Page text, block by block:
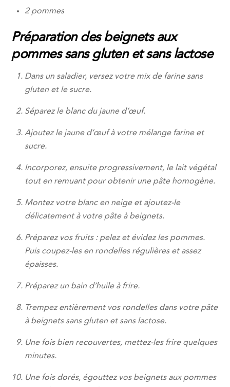
2 pommes
Préparation des beignets aux
pommes sans gluten et sans lactose
Dans un saladier, versez votre mix de farine sans
gluten et le sucre.
Séparez le blanc du jaune d’œuf.
Ajoutez le jaune d’œuf à votre mélange farine et
sucre.
Incorporez, ensuite progressivement, le lait végétal
tout en remuant pour obtenir une pâte homogène.
Montez votre blanc en neige et ajoutez-le
délicatement à votre pâte à beignets.
Préparez vos fruits : pelez et évidez les pommes.
Puis coupez-les en rondelles régulières et assez
épaisses.
Préparez un bain d’huile à frire.
Trempez entièrement vos rondelles dans votre pâte
à beignets sans gluten et sans lactose.
Une fois bien recouvertes, mettez-les frire quelques
minutes.
Une fois dorés, égouttez vos beignets aux pommes